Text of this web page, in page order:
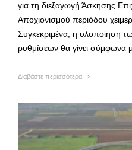
για τη διεξαγωγή Άσκησης
Αποχιονισμού περιόδου
Συγκεκριμένα, η υλοποίηση
ρυθμίσεων θα γίνει σύμφωνα
Διαβάστε περισσότερα